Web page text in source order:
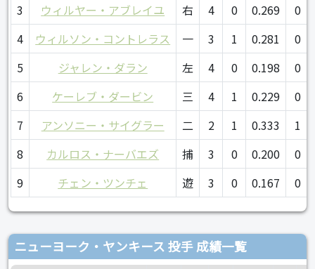
3
ウィルヤー・アブレイユ 右 4 0 0.269
0
4
ウィルソン・コントレラス 一 3 1 0.281
0
5
ジャレン・ダラン 左 4 0 0.198
0
6
ケーレブ・ダービン 三 4 1 0.229
0
7
アンソニー・サイグラー 二 2 1 0.333
1
8
カルロス・ナーバエズ 捕 3 0 0.200
0
9
チェン・ツンチェ 遊 3 0 0.167 0
ニューヨーク・ヤンキース 投手 成績一覧